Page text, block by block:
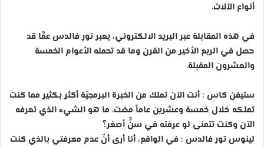
أنواع الآلات.
في هذه المقابلة عبر البريد الالكتروني، يعبر تور فالدس عمَّا قد
حصل في الربع الأخير من القرن وما قد تحمله الأعوام الخمسة
والعشرون المقبلة.
ستيفن كاس : أنت الآن تملك من الخبرة البرمجيّة أكثر بكثير مما كنت
تملكه خلال خمسة وعشرين عاماً مضت. ما هو الشيء الذي تعرفه
الآن وكنت تتمنى لو عرفته في سنٍّ أصغر؟
لينوس تور فالدس : في الواقع، أنا أرى أنّ عدم معرفتي بالذي كنت